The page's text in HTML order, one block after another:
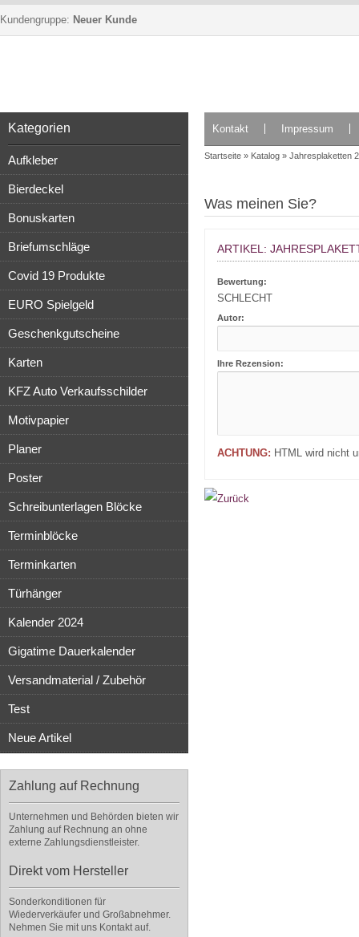
Kundengruppe: Neuer Kunde
Kategorien
Aufkleber
Bierdeckel
Bonuskarten
Briefumschläge
Covid 19 Produkte
EURO Spielgeld
Geschenkgutscheine
Karten
KFZ Auto Verkaufsschilder
Motivpapier
Planer
Poster
Schreibunterlagen Blöcke
Terminblöcke
Terminkarten
Türhänger
Kalender 2024
Gigatime Dauerkalender
Versandmaterial / Zubehör
Test
Neue Artikel
Zahlung auf Rechnung
Unternehmen und Behörden bieten wir
Zahlung auf Rechnung an ohne
externe Zahlungsdienstleister.
Direkt vom Hersteller
Sonderkonditionen für
Wiederverkäufer und Großabnehmer.
Nehmen Sie mit uns Kontakt auf.
Kontakt Impressum
Startseite » Katalog » Jahresplaketten
Was meinen Sie?
ARTIKEL:
Bewertung:
SCHLECHT
Autor:
Ihre Rezension:
ACHTUNG: HTML wird nicht